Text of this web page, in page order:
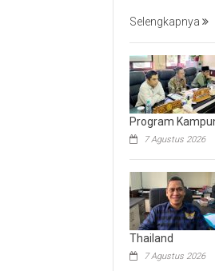
Selengkapnya
Program
7 Agustus 2026
Thailand
7 Agustus 2026